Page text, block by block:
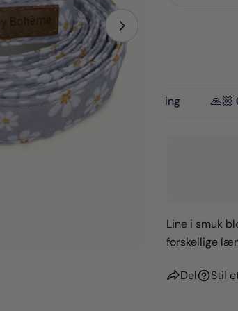
🚚 1-3 dages levering 🙏🏼 Gratis
Line i smuk
forskellige
Del Stil